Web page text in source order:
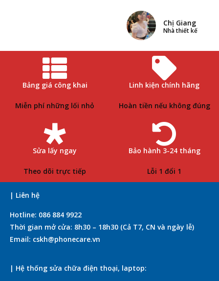
Chị Giang
Nhà thiết kế
Bảng giá công khai
Miễn phí những lối nhỏ
Linh kiện chính hãng
Hoàn tiền nếu không đúng
Sửa lấy ngay
Theo dõi trực tiếp
Bảo hành 3-24 tháng
Lỗi 1 đổi 1
| Liên hệ
Hotline: 086 884 9922
Thời gian mở cửa: 8h30 – 18h30 (Cả T7, CN và ngày lễ)
Email: cskh@phonecare.vn
| Hệ thống sửa chữa điện thoại, laptop: